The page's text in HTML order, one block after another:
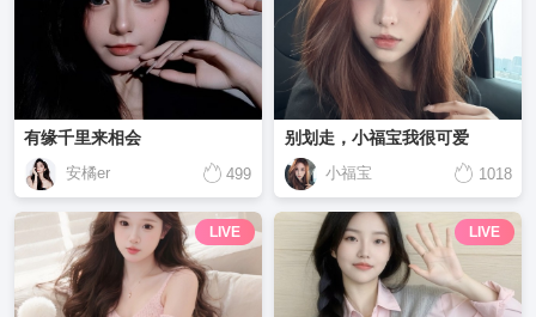
有缘千里来相会
安橘er 499
别划走，小福宝我很可爱
小福宝 1018
LIVE LIVE